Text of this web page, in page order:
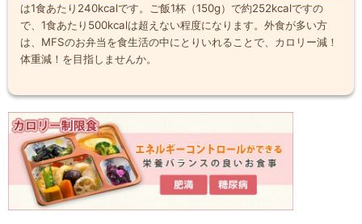
は1食あたり240kcalです。ご飯1杯（150g）で約252kcalですの
で、1食あたり500kcalは超えない程度になります。外食が多い方
は、MFSのお弁当を食生活の中にとりいれることで、カロリー減！
体重減！を目指しませんか。